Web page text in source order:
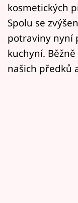
Přihlášení
Sledujte nás
kosmetických
Spolu se
potraviny nyní
kuchyní.
našich předků